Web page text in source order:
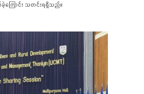
ကြောင်း သတင်းရရှိသည်။